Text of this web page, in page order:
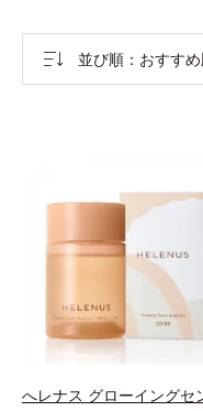
並び順 おすす
へレナス グローイングセ